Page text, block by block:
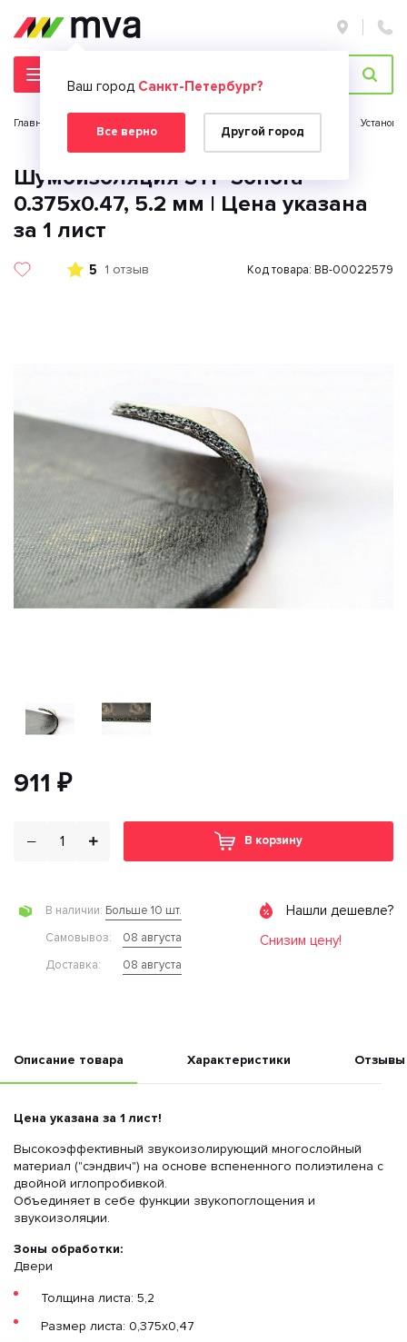
Ваш город Санкт-Петербург?
Все верно Другой город
Главная страница
Шумоизоляция STP Sonora
0.375х0.47, 5.2 мм | Цена указана
за 1 лист
5 1 отзыв Код товара: BB-00022579
911 ₽
В корзину
В наличии: Больше 10 шт.
Cамовывоз:
08 августа
Доставка:
08 августа
Нашли дешевле?
Снизим цену!
Описание товара Характеристики Отзывы
Цена указана за 1 лист!
Высокоэффективный звукоизолирующий многослойный
материал ("сэндвич") на основе вспененного полиэтилена с
двойной иглопробивкой.
Объединяет в себе функции звукопоглощения и
звукоизоляции.
Зоны обработки:
Двери
Толщина листа: 5,2
Размер листа: 0,375х0,47